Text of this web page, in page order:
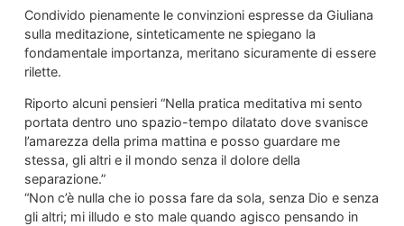
Condivido pienamente le convinzioni espresse da Giuliana
sulla meditazione, sinteticamente ne spiegano la
fondamentale importanza, meritano sicuramente di essere
rilette.
Riporto alcuni pensieri “Nella pratica meditativa mi sento
portata dentro uno spazio-tempo dilatato dove svanisce
l’amarezza della prima mattina e posso guardare me
stessa, gli altri e il mondo senza il dolore della
separazione.”
“Non c’è nulla che io possa fare da sola, senza Dio e senza
gli altri; mi illudo e sto male quando agisco pensando in